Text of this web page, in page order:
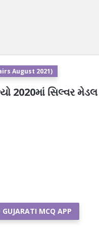
August 2021)
2020માં સિલ્વર
MCQ APP